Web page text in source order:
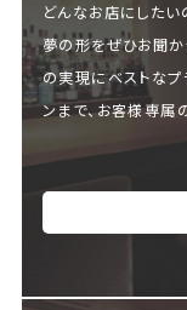
どんなお店にしたい
夢の形をぜひお聞か
の実現にベストなプ
ンまで、お客様専属